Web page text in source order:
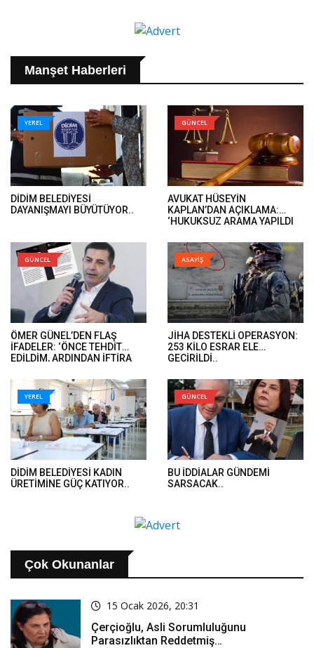
Manşet Haberleri
YEREL
DİDİM BELEDİYESİ
DAYANIŞMAYI BÜYÜTÜYOR..
GÜNCEL
AVUKAT HÜSEYİN
KAPLAN’DAN AÇIKLAMA:
‘HUKUKSUZ ARAMA YAPILDI
DOSYALARINA EL KONULDU’..
GÜNCEL
ÖMER GÜNEL’DEN FLAŞ
İFADELER: ‘ÖNCE TEHDİT
EDİLDİM, ARDINDAN İFTİRA
ASAYİŞ
JİHA DESTEKLİ OPERASYON:
253 KİLO ESRAR ELE
GEÇİRİLDİ..
YEREL
DİDİM BELEDİYESİ KADIN
ÜRETİMİNE GÜÇ KATIYOR..
GÜNCEL
BU İDDİALAR GÜNDEMİ
SARSACAK..
Çok Okunanlar
15 Ocak 2026, 20:31
Çerçioğlu, Asli Sorumluluğunu
Parasızlıktan Reddetmiş…